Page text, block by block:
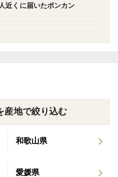
近くに届いたポンカン
産地で絞り込む
和歌山県
愛媛県